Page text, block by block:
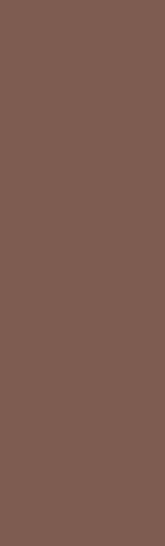
香的風味，最為知名且昂貴
斯大黎加藝妓，品質相當，
，2017年，台灣也有培育成
知，你有對藝妓咖啡更瞭解
丟掉!他還有這些功用 5. 設
見的室內植物推薦